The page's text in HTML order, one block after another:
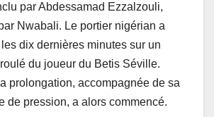
par Abdessamad Ezzalzouli,
Nwabali. Le portier nigérian a
dix dernières minutes sur un
du joueur du Betis Séville.
prolongation, accompagnée de sa
de pression, a alors commencé.